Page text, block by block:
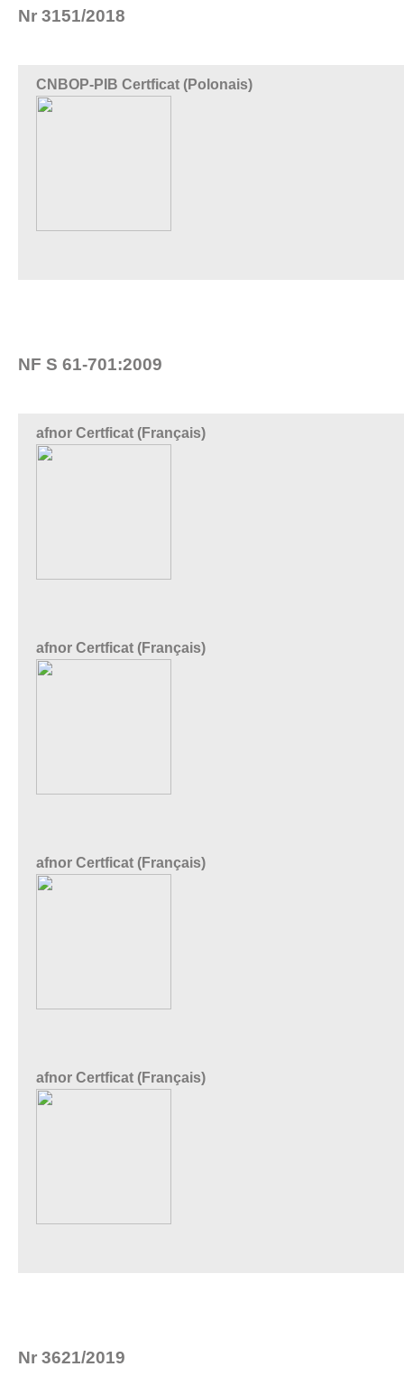
Nr 3151/2018
CNBOP-PIB Certficat (Polonais)
NF S 61-701:2009
afnor Certficat (Français)
afnor Certficat (Français)
afnor Certficat (Français)
afnor Certficat (Français)
Nr 3621/2019